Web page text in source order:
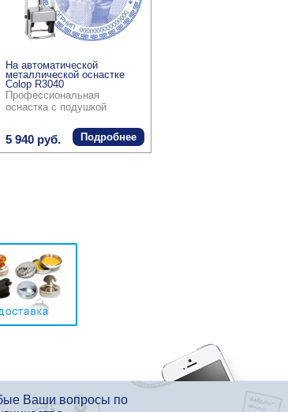
На автоматической
металлической оснастке
Colop R3040
Профессиональная
оснастка с подушкой
5 940 руб. Подробнее
Ваши вопросы по